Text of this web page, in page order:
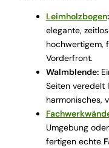
Leimholzbogen:
elegante,
hochwertigem,
Vorderfront.
Walmblende:
Seiten
harmonisches,
Umgebung
fertigen echte